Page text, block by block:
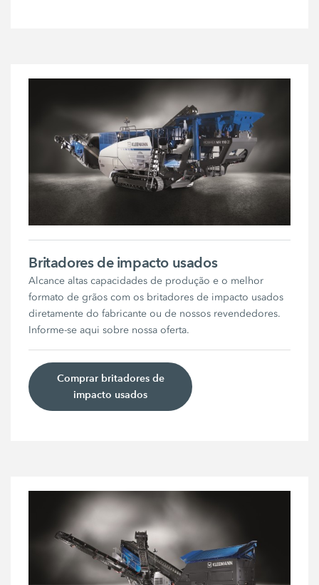
Britadores de impacto usados
Alcance altas capacidades de produção e o melhor
formato de grãos com os britadores de impacto usados
diretamente do fabricante ou de nossos revendedores.
Informe-se aqui sobre nossa oferta.
Comprar britadores de
impacto usados